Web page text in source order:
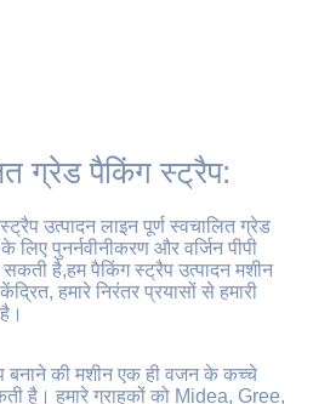
ग्रेड पैकिंग स्ट्रैप:
उत्पादन लाइन पूर्ण स्वचालित ग्रेड
पुनर्नवीनीकरण और वर्जिन पीपी
है,हम पैकिंग स्ट्रैप उत्पादन मशीन
हमारे निरंतर प्रयासों से हमारी
बनाने की मशीन एक ही वजन के कच्चे
है। हमारे ग्राहकों को Midea, Gree,